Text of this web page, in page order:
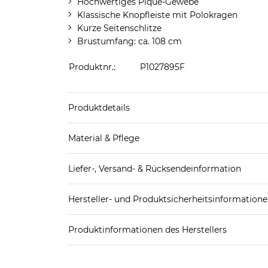
Klassische Knopfleiste mit Polokragen
Kurze Seitenschlitze
Brustumfang: ca. 108 cm
Produktnr.: P1027895F
Produktdetails
Material & Pflege
Pflegekennzeichnung:
Liefer-, Versand- & Rücksendeinformation
Spedition
Hersteller- und
Brax- Leineweber GmbH & Co. KG
Produktinformationen des Herstellers